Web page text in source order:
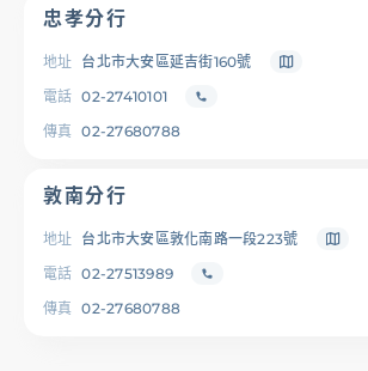
服務據點 線上服務 匯利率查詢
忠孝分行
地址 台北市大安區延吉街160號
電話 02-27410101
傳真 02-27680788
敦南分行
地址 台北市大安區敦化南路一段223號
電話 02-27513989
傳真 02-27680788